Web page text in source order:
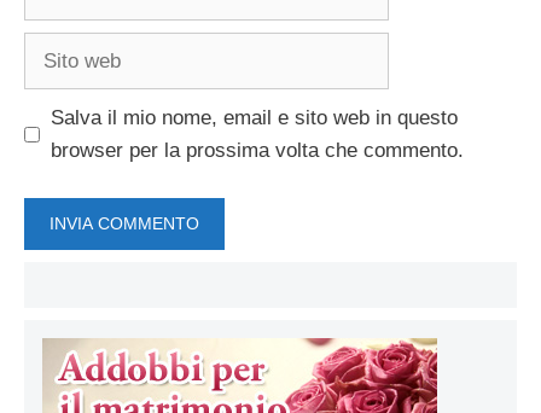
Sito
Salva il mio nome, email e sito web in questo
browser per la prossima volta che commento.